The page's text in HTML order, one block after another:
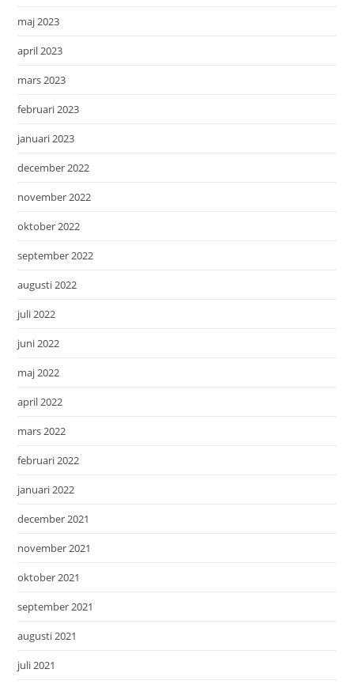
maj 2023
april 2023
mars 2023
februari 2023
januari 2023
december 2022
november 2022
oktober 2022
september 2022
augusti 2022
juli 2022
juni 2022
maj 2022
april 2022
mars 2022
februari 2022
januari 2022
december 2021
november 2021
oktober 2021
september 2021
augusti 2021
juli 2021